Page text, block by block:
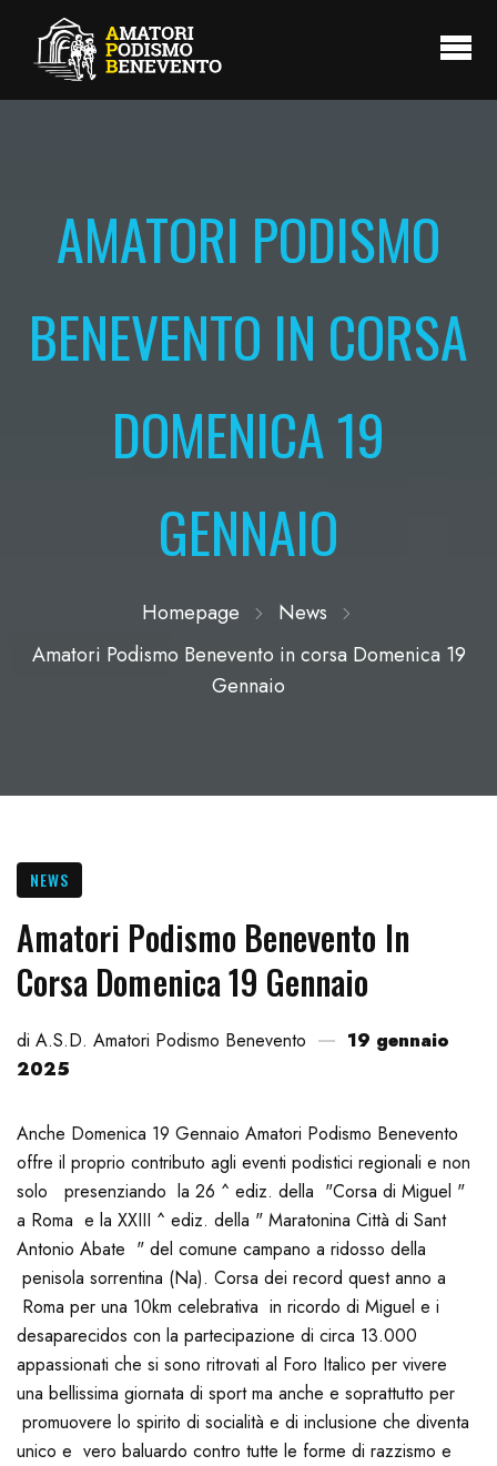
AMATORI PODISMO
BENEVENTO IN CORSA
DOMENICA 19
GENNAIO
Homepage
News
Amatori Podismo Benevento in corsa Domenica 19
Gennaio
NEWS
Amatori Podismo Benevento In
Corsa Domenica 19 Gennaio
di A.S.D. Amatori Podismo Benevento
19 gennaio
2025
Anche Domenica 19 Gennaio Amatori Podismo Benevento
offre il proprio contributo agli eventi podistici regionali e non
solo presenziando la 26 ^ ediz. della "Corsa di Miguel "
a Roma e la XXIII ^ ediz. della " Maratonina Città di Sant
Antonio Abate " del comune campano a ridosso della
penisola sorrentina (Na). Corsa dei record quest anno a
Roma per una 10km celebrativa in ricordo di Miguel e i
desaparecidos con la partecipazione di circa 13.000
appassionati che si sono ritrovati al Foro Italico per vivere
una bellissima giornata di sport ma anche e soprattutto per
promuovere lo spirito di socialità e di inclusione che diventa
unico e vero baluardo contro tutte le forme di razzismo e